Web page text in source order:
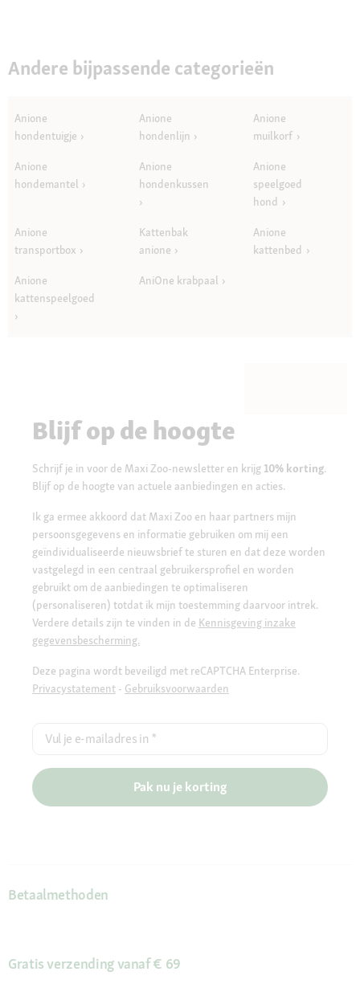
Andere bijpassende categorieën
Anione
hondentuigje
Anione
hondenlijn
Anione
muilkorf
Anione
hondemantel
Anione
hondenkussen
Anione
speelgoed
hond
Anione
transportbox
Kattenbak
anione
Anione
kattenbed
Anione
kattenspeelgoed
AniOne krabpaal
Blijf op de hoogte
Schrijf je in voor de Maxi Zoo-newsletter en krijg 10% korting.
Blijf op de hoogte van actuele aanbiedingen en acties.
Ik ga ermee akkoord dat Maxi Zoo en haar partners mijn
persoonsgegevens en informatie gebruiken om mij een
geïndividualiseerde nieuwsbrief te sturen en dat deze worden
vastgelegd in een centraal gebruikersprofiel en worden
gebruikt om de aanbiedingen te optimaliseren
(personaliseren) totdat ik mijn toestemming daarvoor intrek.
Verdere details zijn te vinden in de Kennisgeving inzake
gegevensbescherming.
Deze pagina wordt beveiligd met reCAPTCHA Enterprise.
Privacystatement - Gebruiksvoorwaarden
Vul je e-mailadres in *
Pak nu je korting
Betaalmethoden
Gratis verzending vanaf € 69